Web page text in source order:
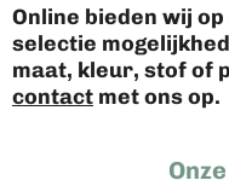
Online bieden wij
selectie
maat, kleur, stof of
contact met ons op.